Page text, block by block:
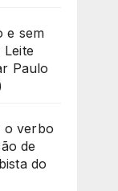
e sem
Leite
Paulo
o verbo
de
do